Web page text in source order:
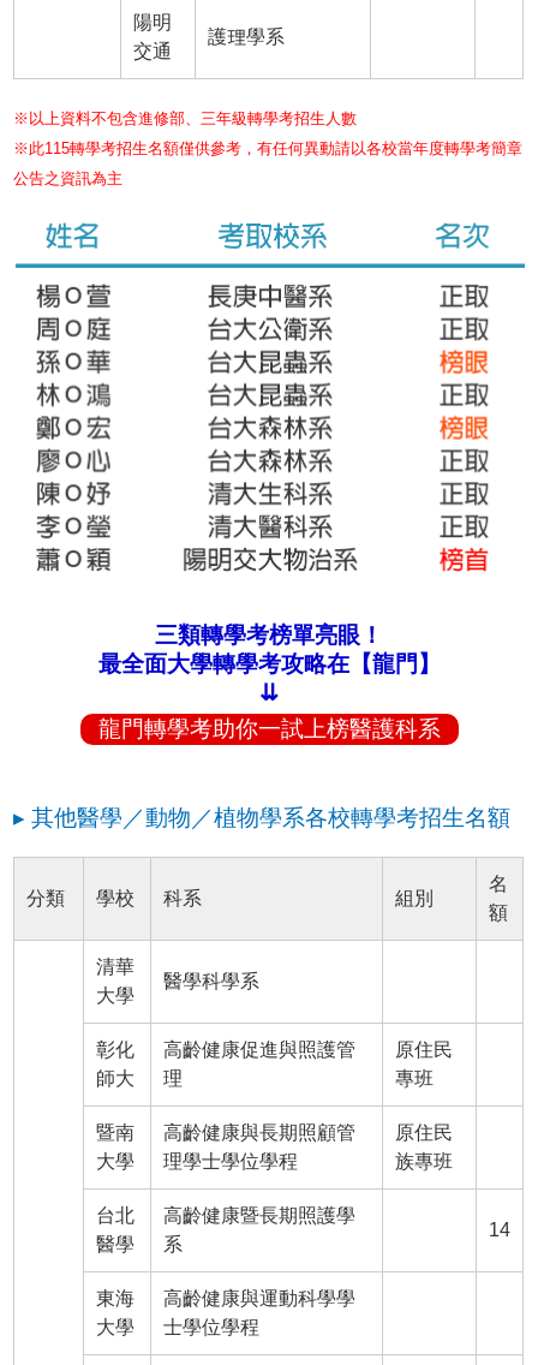
陽明
交通
護理學系
※以上資料不包含進修部、三年級轉學考招生人數
※此115轉學考招生名額僅供參考，有任何異動請以各校當年度轉學考簡章
公告之資訊為主
三類轉學考榜單亮眼！
最全面大學轉學考攻略在【龍門】
⇊
龍門轉學考助你一試上榜醫護科系
▸ 其他醫學／動物／植物學系各校轉學考招生名額
分類 學校 科系 組別
名
額
清華
大學
醫學科學系
彰化
師大
高齡健康促進與照護管
理
原住民
專班
暨南
大學
高齡健康與長期照顧管
理學士學位學程
原住民
族專班
台北
醫學
高齡健康暨長期照護學
系
14
東海
大學
高齡健康與運動科學學
士學位學程